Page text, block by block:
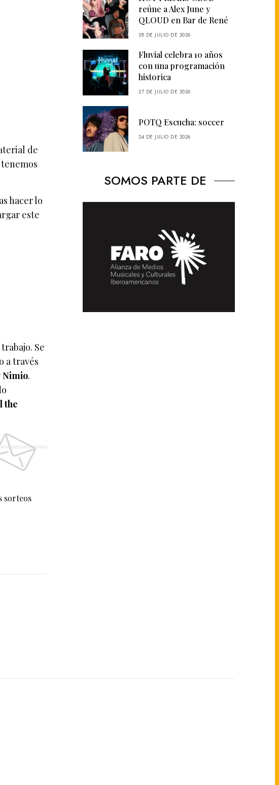
de
hacer lo
este
Se
a través
Nimio.
the
sorteos
reúne a Alex June y
QLOUD en Bar de René
28 DE JULIO DE 2026
Fluvial celebra 10 años
con una programación
historica
27 DE JULIO DE 2026
POTQ Escucha: soccer
24 DE JULIO DE 2026
SOMOS PARTE DE